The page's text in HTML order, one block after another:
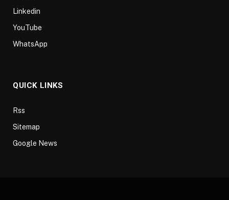
Linkedin
YouTube
WhatsApp
QUICK LINKS
Rss
Sitemap
Google News